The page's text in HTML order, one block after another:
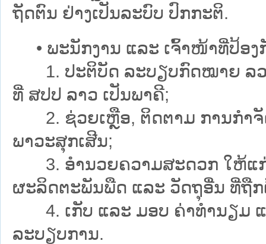
ຖັດຕົນ ຢ່າງເປັນລະບົບ ປົກກະຕິ.
• ພະນັກງານ ແລະ ເຈົ້າໜ້າທີ່ປ້ອ
1. ປະຕິບັດ ລະບຽບກົດໝາຍ ລວ
ທີ່ ສປປ ລາວ ເປັນພາຄີ;
2. ຊ່ວຍເຫຼືອ, ຕິດຕາມ ການກຳຈັ
ພາວະສຸກເສີນ;
3. ອຳນວຍຄວາມສະດວກ ໃຫ້ແກ່
ຜະລິດຕະພັນພືດ ແລະ ວັດຖຸອື່ນ ທີ່ຖື
4. ເກັບ ແລະ ມອບ ຄ່າທຳນຽມ ແ
ລະບຽບການ.